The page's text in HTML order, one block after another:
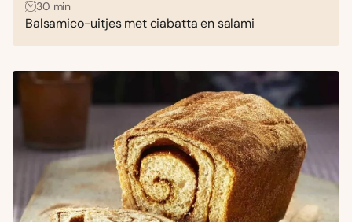
30 min
Balsamico-uitjes met ciabatta en salami